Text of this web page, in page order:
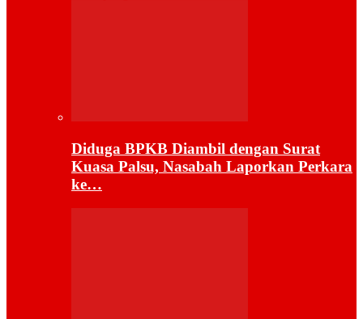
Diduga BPKB Diambil dengan Surat
Kuasa Palsu, Nasabah Laporkan Perkara
ke…